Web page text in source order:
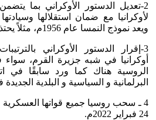
2-تعديل الدستور الأوكراني بما
لأوكرانيا مع ضمان استقلالها
ويعد نموذج النمسا عام 1956م، مثلاً يحتذى في هذا الصد د.
3-إقرار الدستور الأوكراني
أوكرانيا في شبه جزيرة القرم، سواء
الروسية هناك كما ورد سابقًا في
البرلمانية و السياسية و البلدية
4 ـ سحب روسيا جميع قواتها العسكرية
24 فبراير 2022م.